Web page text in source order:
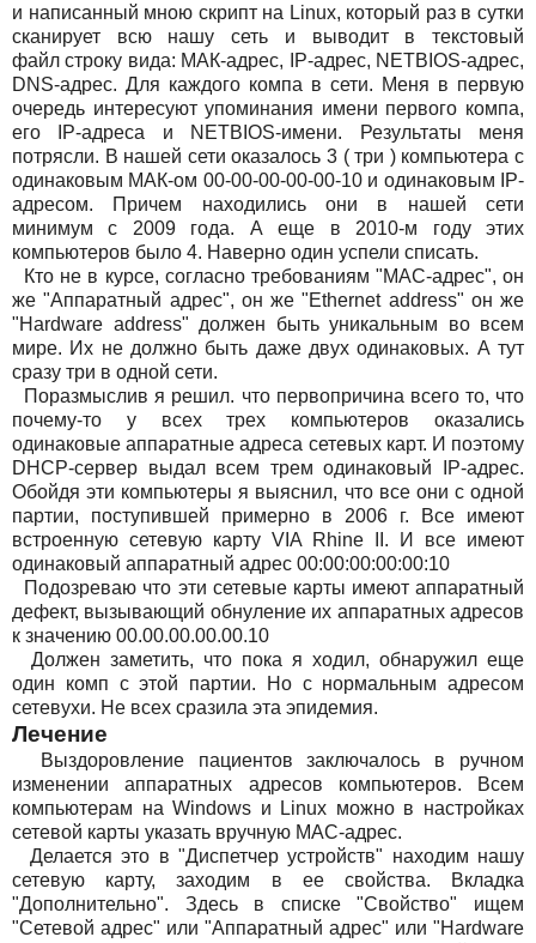
и написанный мною скрипт на Linux, который раз в сутки
сканирует всю нашу сеть и выводит в текстовый
файл строку вида: МАК-адрес, IP-адрес, NETBIOS-адрес,
DNS-адрес. Для каждого компа в сети. Меня в первую
очередь интересуют упоминания имени первого компа,
его IP-адреса и NETBIOS-имени. Результаты меня
потрясли. В нашей сети оказалось 3 ( три ) компьютера с
одинаковым МАК-ом 00-00-00-00-00-10 и одинаковым IP-
адресом. Причем находились они в нашей сети
минимум с 2009 года. А еще в 2010-м году этих
компьютеров было 4. Наверно один успели списать.
Кто не в курсе, согласно требованиям "MAC-адрес", он
же "Аппаратный адрес", он же "Ethernet address" он же
"Hardware address" должен быть уникальным во всем
мире. Их не должно быть даже двух одинаковых. А тут
сразу три в одной сети.
Поразмыслив я решил. что первопричина всего то, что
почему-то у всех трех компьютеров оказались
одинаковые аппаратные адреса сетевых карт. И поэтому
DHCP-сервер выдал всем трем одинаковый IP-адрес.
Обойдя эти компьютеры я выяснил, что все они с одной
партии, поступившей примерно в 2006 г. Все имеют
встроенную сетевую карту VIA Rhine II. И все имеют
одинаковый аппаратный адрес 00:00:00:00:00:10
Подозреваю что эти сетевые карты имеют аппаратный
дефект, вызывающий обнуление их аппаратных адресов
к значению 00.00.00.00.00.10
Должен заметить, что пока я ходил, обнаружил еще
один комп с этой партии. Но с нормальным адресом
сетевухи. Не всех сразила эта эпидемия.
Лечение
Выздоровление пациентов заключалось в ручном
изменении аппаратных адресов компьютеров. Всем
компьютерам на Windows и Linux можно в настройках
сетевой карты указать вручную МАС-адрес.
Делается это в "Диспетчер устройств" находим нашу
сетевую карту, заходим в ее свойства. Вкладка
"Дополнительно". Здесь в списке "Свойство" ищем
"Сетевой адрес" или "Аппаратный адрес" или "Hardware